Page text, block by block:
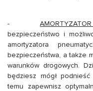
-
bezpieczeństwo i
amortyzatora
bezpieczeństwa, a także
warunków drogowych.
będziesz mógł
temu zapewnisz